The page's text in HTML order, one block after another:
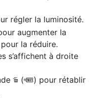
régler la luminosité.
augmenter la
la réduire.
s’affichent à droite
O (Q) pour rétablir